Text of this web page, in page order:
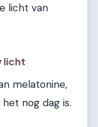
licht van
licht
melatonine,
nog dag is.